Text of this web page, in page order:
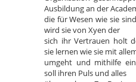
Ausbildung an der
die für Wesen wie sie
wird sie von Xyen der
sich ihr Vertrauen holt
sie lernen wie sie mit
umgeht und mithilfe
soll ihren Puls und alles